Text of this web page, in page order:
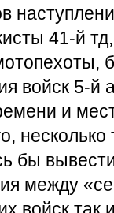
41-й
войск 5-й
и
бы
между